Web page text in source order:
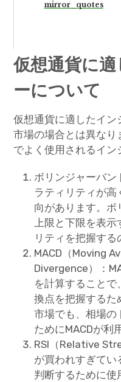
mirror_quotes
仮想通貨に
ーについて
仮想通貨に適したイ
市場の場合とは異な
でよく使用されるイン
ボリンジャーバン
ラティリティが
向があります。
上限と下限を表
リティを把握する
MACD（Moving
Divergence）：
を計算すること
換点を把握するた
市場でも、相場の
ためにMACDが利
RSI（Relative
が買われすぎてい
判断するために